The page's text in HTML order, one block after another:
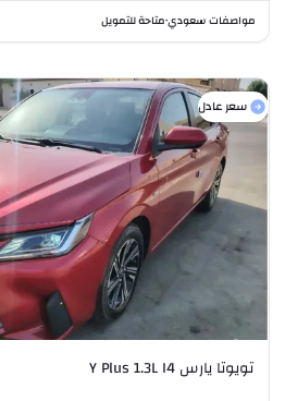
مواصفات سعودي•متاحة للتمويل
سعر عادل
تويوتا يارس Y Plus 1.3L I4